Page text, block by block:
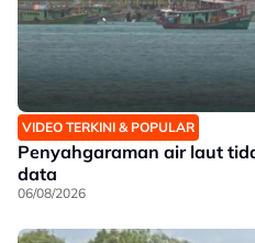
VIDEO TERKINI & POPULAR
Penyahgaraman air laut
data
06/08/2026